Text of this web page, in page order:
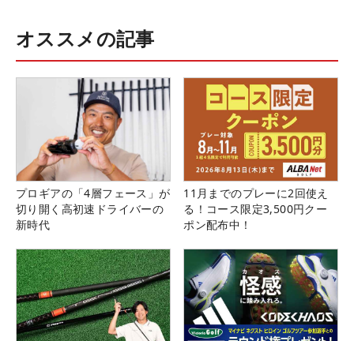
オススメの記事
プロギアの「4層フェース」が
切り開く高初速ドライバーの
新時代
11月までのプレーに2回使え
る！コース限定3,500円クー
ポン配布中！